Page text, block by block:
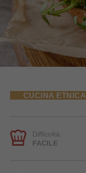
CUCINA ETNICA
Difficoltà:
FACILE